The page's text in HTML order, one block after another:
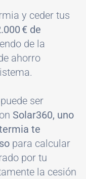
y ceder tus
€ de
de la
ahorro
ser
Solar360, uno
te
para calcular
por tu
la cesión